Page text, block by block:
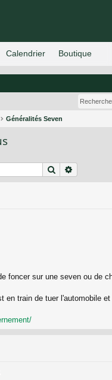
Généralités Seven
Rechercher
foncer sur une seven ou de
en train de tuer l'automobile